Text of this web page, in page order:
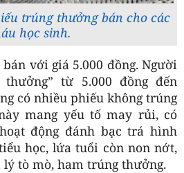
trúng thưởng bán cho các
học sinh.
với giá 5.000 đồng. Người
từ 5.000 đồng đến
có nhiều phiếu không trúng
mang yếu tố may rủi, có
động đánh bạc trá hình
học, lứa tuổi còn non nớt,
tò mò, ham trúng thưởng.